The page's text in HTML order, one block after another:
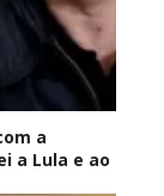
a
a Lula e ao